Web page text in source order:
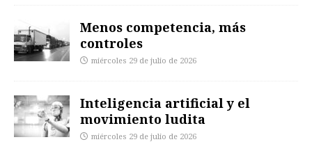
Menos competencia, más
controles
miércoles 29 de julio de 2026
Inteligencia artificial y el
movimiento ludita
miércoles 29 de julio de 2026